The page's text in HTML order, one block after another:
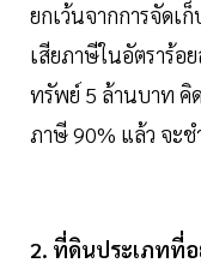
ยกเว้นจากการจัดเ
เสียภาษีในอัตราร้อ
ทรัพย์ 5 ล้านบาท คิ
ภาษี 90% แล้ว จะช
2. ที่ดินประเภทที่อ